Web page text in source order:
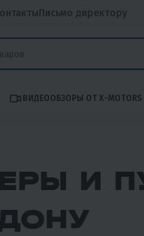
Письмо директору
ВИДЕООБЗОРЫ ОТ X-MOTORS
И
ДОНУ